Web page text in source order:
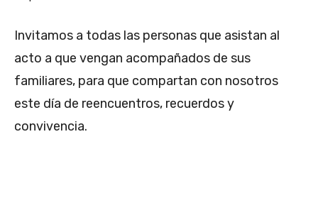
Invitamos a todas las personas que asistan al
acto a que vengan acompañados de sus
familiares, para que compartan con nosotros
este día de reencuentros, recuerdos y
convivencia.